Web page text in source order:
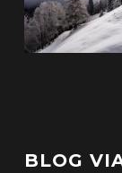
BLOG